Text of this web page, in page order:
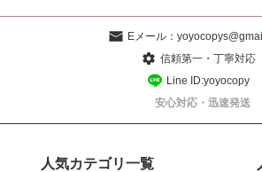
Eメール：
信頼第一・丁寧対応
Line ID:yoyocopy
安心対応・迅速発送
人気カテゴリ一覧